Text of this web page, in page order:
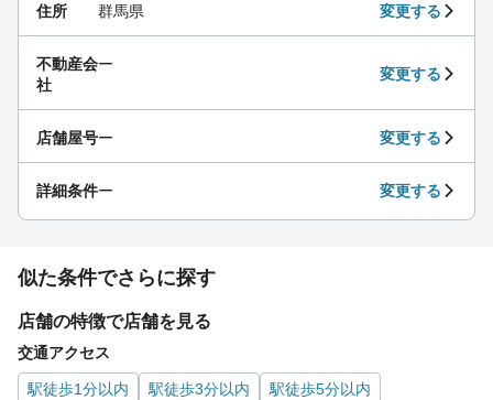
住所 群馬県 変更する
不動産会
社
ー
変更する
店舗屋号ー 変更する
詳細条件ー 変更する
似た条件でさらに探す
店舗の特徴で店舗を見る
交通アクセス
駅徒歩1分以内 駅徒歩3分以内 駅徒歩5分以内